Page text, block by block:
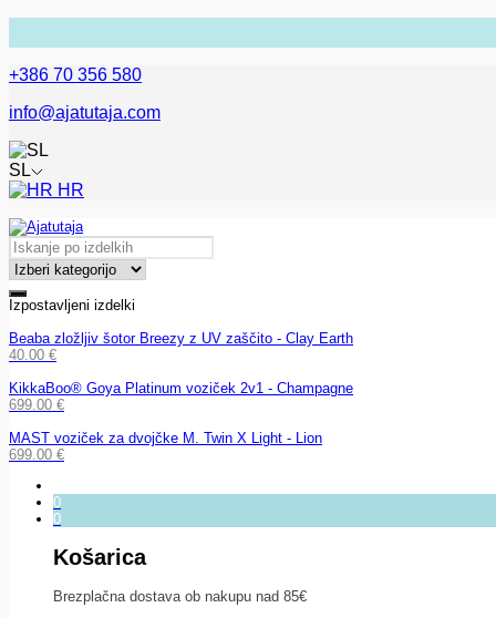
+386 70 356 580
info@ajatutaja.com
SL
HR
Izpostavljeni izdelki
Beaba zložljiv šotor Breezy z UV zaščito - Clay Earth
40.00 €
KikkaBoo® Goya Platinum voziček 2v1 - Champagne
699.00 €
MAST voziček za dvojčke M. Twin X Light - Lion
699.00 €
0
0
Košarica
Brezplačna dostava ob nakupu nad 85€